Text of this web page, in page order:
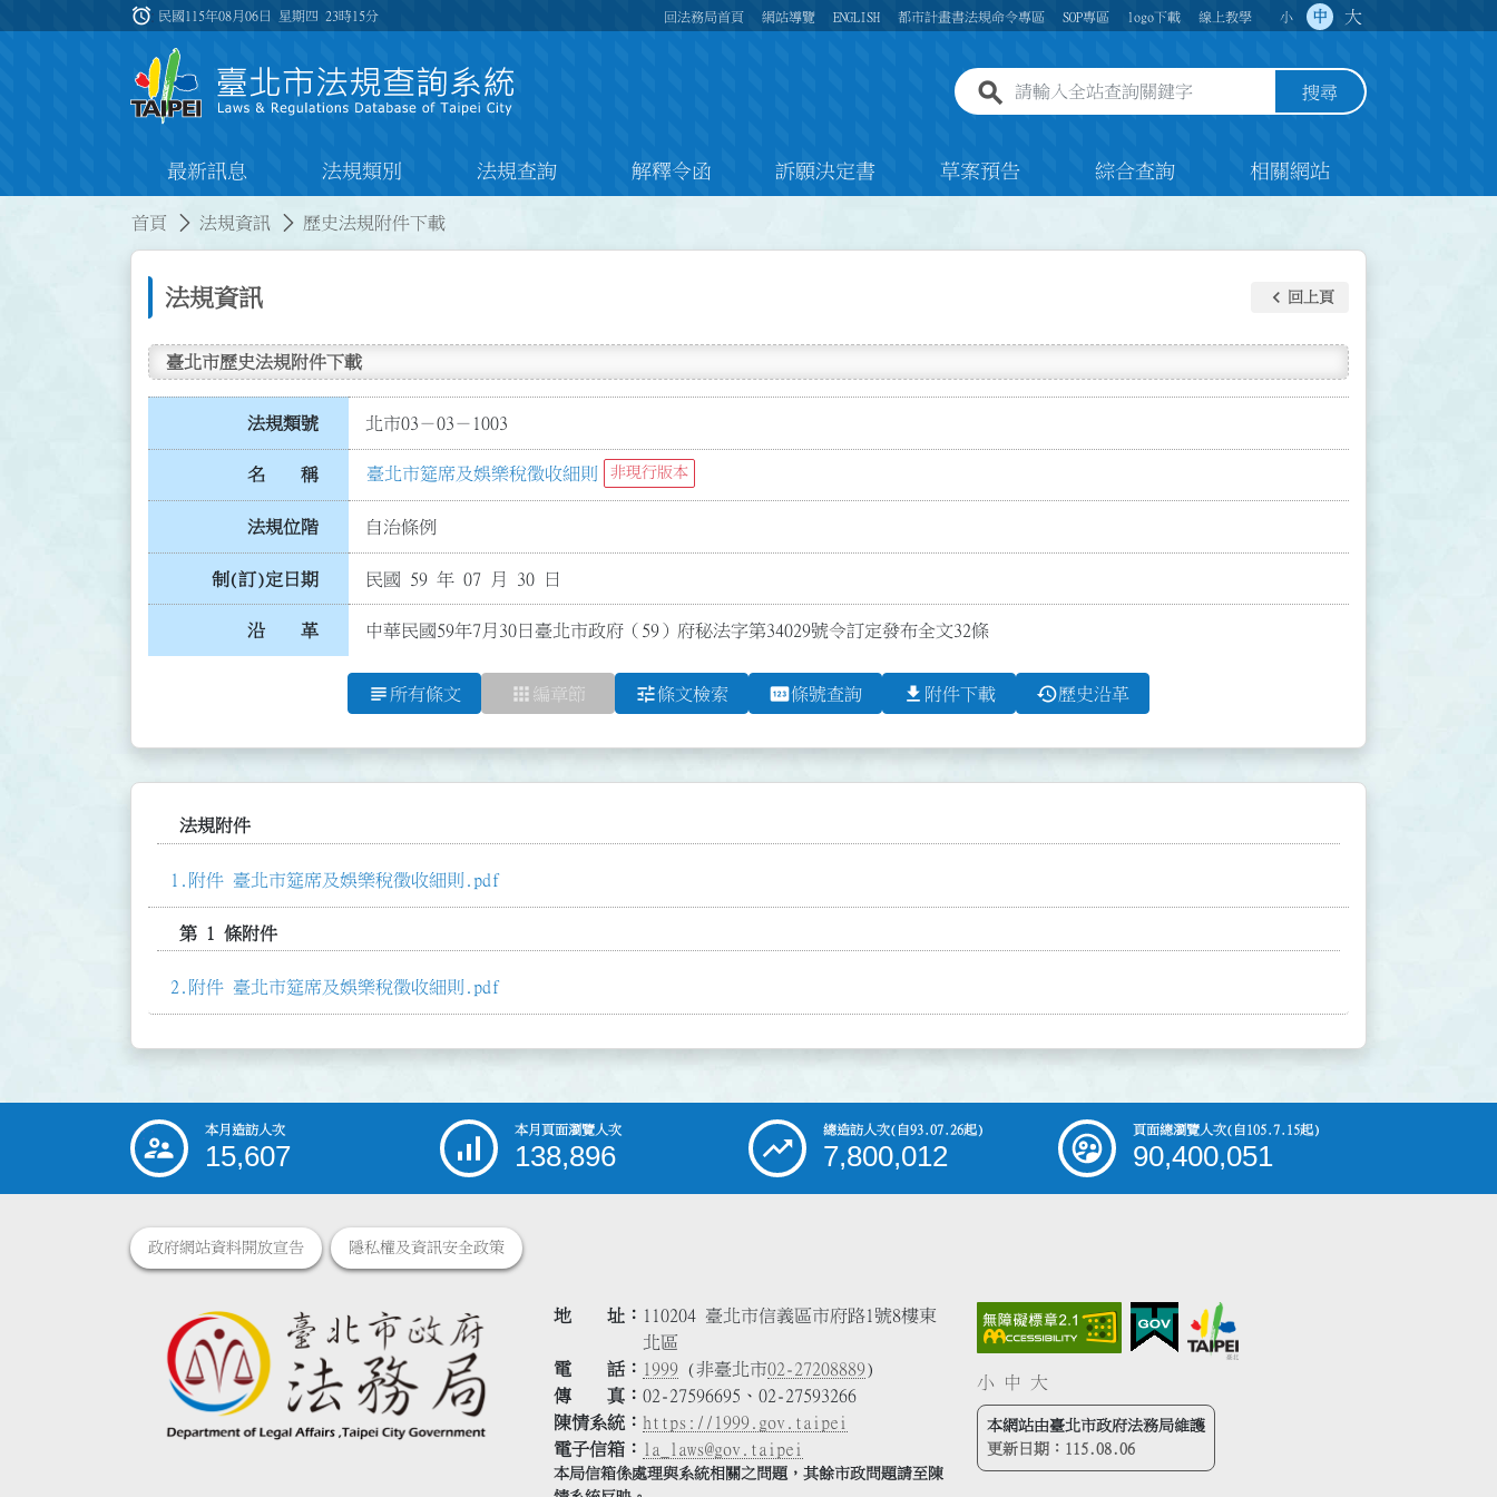
:::
alarm 民國115年08月06日 星期四23時15分 回法務局首頁 網站導覽 ENGLISH 都市計畫書法規命令專區 SOP專區 logo下載 線上教學 小 中 大
全站查詢關鍵字欄位 搜尋
最新訊息 法規類別 法規查詢 解釋令函 訴願決定書 草案預告 綜合查詢 相關網站
首頁 法規資訊 歷史法規附件下載
法規資訊 keyboard_arrow_left 回上頁
臺北市歷史法規附件下載
法規類號 北市03－03－1003
名 稱 臺北市筵席及娛樂稅徵收細則 非現行版本
法規位階 自治條例
制(訂)定日期 民國 59 年 07 月 30 日
沿 革 中華民國59年7月30日臺北市政府（59）府秘法字第34029號令訂定發布全文32條
subject 所有條文 apps 編章節 tune條文檢索 pin條號查詢 file_download 附件下載 history歷史沿革
法規附件
附件 臺北市筵席及娛樂稅徵收細則.pdf
第 1 條附件
附件 臺北市筵席及娛樂稅徵收細則.pdf
::: 本月造訪人次
15,607
本月頁面瀏覽人次
138,896
總造訪人次(自93.07.26起)
7,800,012
頁面總瀏覽人次(自105.7.15起)
90,400,051
政府網站資料開放宣告 隱私權及資訊安全政策
地 址
110204 臺北市信義區市府路1號8樓東
北區
電 話
1999 (非臺北市02-27208889)
傳 真
02-27596695、02-27593266
陳情系統
https://1999.gov.taipei
電子信箱
la_laws@gov.taipei
本局信箱係處理與系統相關之問題，其餘市政問題請至陳
小 中 大
本網站由臺北市政府法務局維護
更新日期： 115.08.06